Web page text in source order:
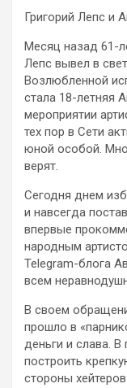
Григорий Лепс и
Месяц назад 61-
Лепс вывел в
Возлюбленной
стала 18-летняя
мероприятии
тех пор в Сети
юной особой.
верят.
Сегодня днем
и навсегда
впервые
народным
Telegram-блога
всем
В своем
прошло в
деньги и слава.
построить
стороны